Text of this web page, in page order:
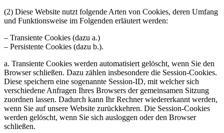
(2) Diese Website nutzt folgende Arten von Cookies, deren Umfang
und Funktionsweise im Folgenden erläutert werden:
– Transiente Cookies (dazu a.)
– Persistente Cookies (dazu b.).
a. Transiente Cookies werden automatisiert gelöscht, wenn Sie den
Browser schließen. Dazu zählen insbesondere die Session-Cookies.
Diese speichern eine sogenannte Session-ID, mit welcher sich
verschiedene Anfragen Ihres Browsers der gemeinsamen Sitzung
zuordnen lassen. Dadurch kann Ihr Rechner wiedererkannt werden,
wenn Sie auf unsere Website zurückkehren. Die Session-Cookies
werden gelöscht, wenn Sie sich ausloggen oder den Browser
schließen.